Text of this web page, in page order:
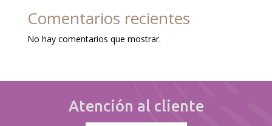
Comentarios recientes
No hay comentarios que mostrar.
Atención al cliente